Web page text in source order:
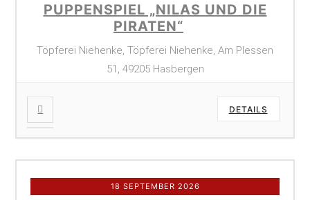
PUPPENSPIEL „NILAS UND DIE
PIRATEN“
Töpferei Niehenke, Töpferei Niehenke, Am Plessen
51, 49205 Hasbergen
DETAILS
18 SEPTEMBER 2026